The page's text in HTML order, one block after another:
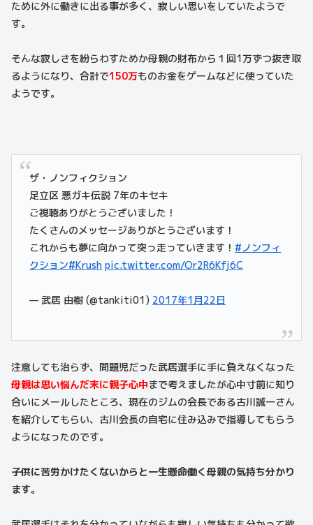
ために外に働きに出る事が多く、寂しい思いをしていたようで
す。
そんな寂しさを紛らわすためか母親の財布から１回1万ずつ抜き取
るようになり、合計で150万ものお金をゲームなどに使っていた
ようです。
ザ・ノンフィクション
足立区 悪ガキ伝説 7年のキセキ
ご視聴ありがとうございました！
たくさんのメッセージありがとうございます！
これからも夢に向かって突っ走っていきます！ #ノンフィ
クション#Krush pic.twitter.com/Or2R6Kfj6C
— 武居 由樹 (@tankiti01) 2017年1月22日
注意しても治らず、問題児だった武居選手に手に負えなくなった
母親は思い悩んだ末に親子心中まで考えましたが心中寸前に知り
合いにメールしたところ、現在のジムの会長である古川誠一さん
を紹介してもらい、古川会長の自宅に住み込みで指導してもらう
ようになったのです。
子供に苦労かけたくないからと一生懸命働く母親の気持ち分かり
ます。